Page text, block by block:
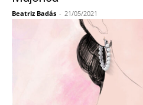
Beatriz Badás - 21/05/2021